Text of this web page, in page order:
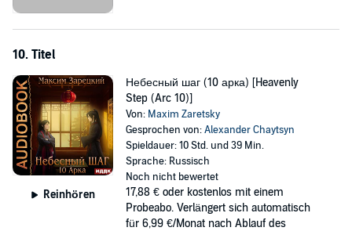
10. Titel
Reinhören
Небесный шаг (10 арка) [Heavenly
Step (Arc 10)]
Von: Maxim Zaretsky
Gesprochen von:Alexander Chaytsyn
Spieldauer: 10 Std. und 39 Min.
Sprache: Russisch
Noch nicht bewertet
17,88 € oder kostenlos mit einem
Probeabo. Verlängert sich automatisch
für 6,99 €/Monat nach Ablauf des